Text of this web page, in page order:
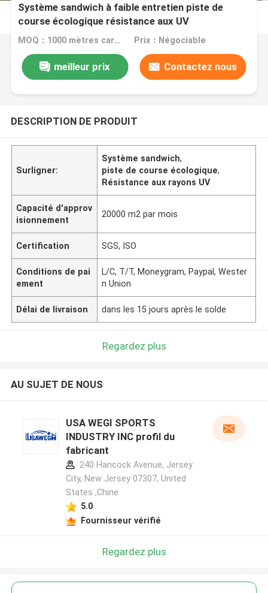
Système sandwich à faible entretien piste de
course écologique résistance aux UV
MOQ：1000 mètres carrés Prix：Négociable
meilleur prix Contactez nous
DESCRIPTION DE PRODUIT
Surligner:
Système sandwich,
piste de course écologique,
Résistance aux rayons UV
Capacité d'approv
isionnement
20000 m2 par mois
Certification SGS, ISO
Conditions de pai
ement
L/C, T/T, Moneygram, Paypal, Wester
n Union
Délai de livraison dans les 15 jours après le solde
Regardez plus
AU SUJET DE NOUS
USA WEGI SPORTS
INDUSTRY INC profil du
fabricant
240 Hancock Avenue, Jersey
City, New Jersey 07307, United
States ,Chine
5.0
Fournisseur vérifié
Regardez plus